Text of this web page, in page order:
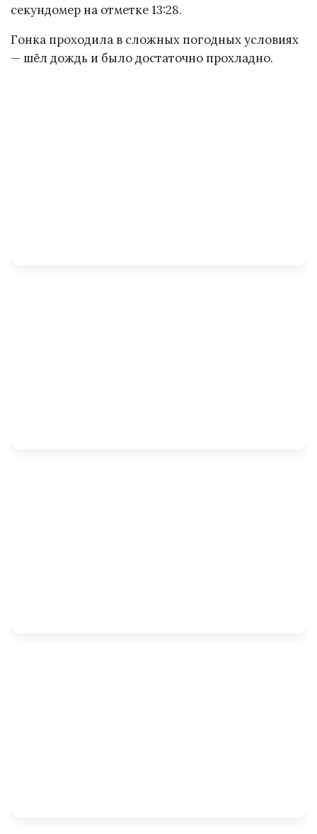
секундомер на отметке 13:28.
Гонка проходила в сложных погодных условиях
— шёл дождь и было достаточно прохладно.